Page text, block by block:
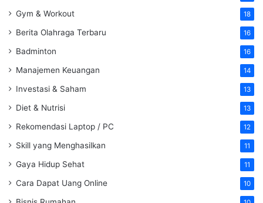
Gym & Workout 18
Berita Olahraga Terbaru 16
Badminton 16
Manajemen Keuangan 14
Investasi & Saham 13
Diet & Nutrisi 13
Rekomendasi Laptop / PC 12
Skill yang Menghasilkan 11
Gaya Hidup Sehat 11
Cara Dapat Uang Online 10